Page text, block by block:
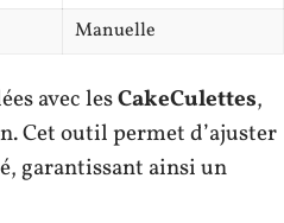
Manuelle
avec lesCakeCulettes,
Cet outil permet d’ajuster
garantissant ainsi un